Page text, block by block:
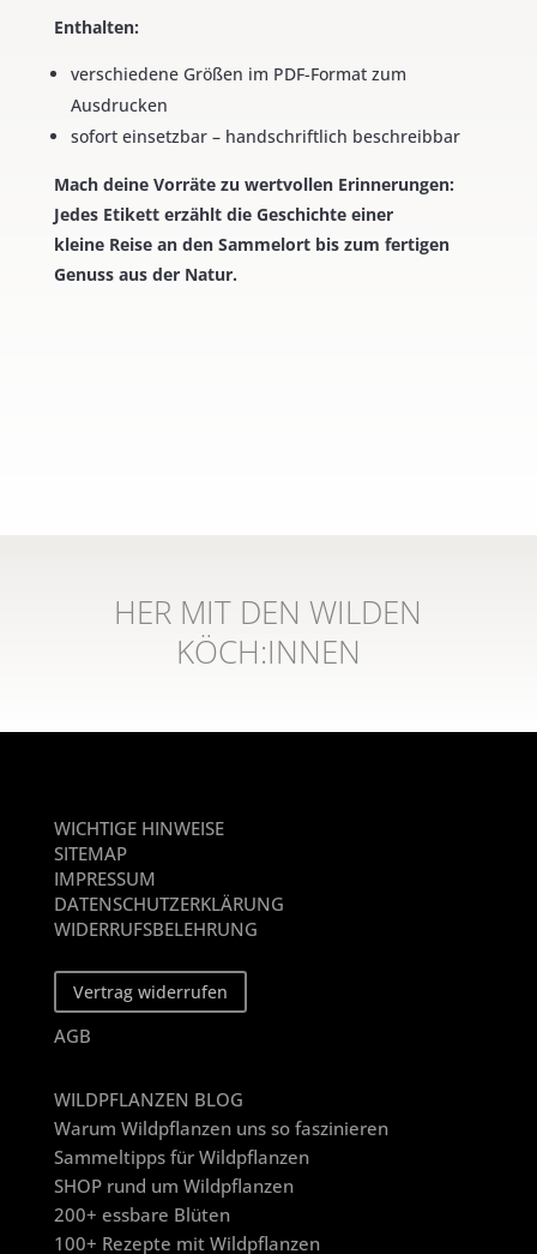
Enthalten:
verschiedene Größen im PDF-Format zum
Ausdrucken
sofort einsetzbar – handschriftlich beschreibbar
Mach deine Vorräte zu wertvollen Erinnerungen:
Jedes Etikett erzählt die Geschichte einer
kleine Reise an den Sammelort bis zum fertigen
Genuss aus der Natur.
HER MIT DEN WILDEN
KÖCH:INNEN
WICHTIGE HINWEISE
SITEMAP
IMPRESSUM
DATENSCHUTZERKLÄRUNG
WIDERRUFSBELEHRUNG
Vertrag widerrufen
AGB
WILDPFLANZEN BLOG
Warum Wildpflanzen uns so faszinieren
Sammeltipps für Wildpflanzen
SHOP rund um Wildpflanzen
200+ essbare Blüten
100+ Rezepte mit Wildpflanzen